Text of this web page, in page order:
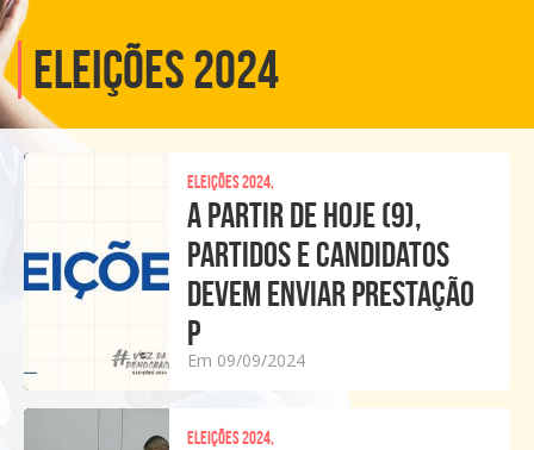
Eleições 2024
Eleições 2024,
A PARTIR DE HOJE (9),
PARTIDOS E CANDIDATOS
DEVEM ENVIAR PRESTAÇÃO
P
Em 09/09/2024
Eleições 2024,